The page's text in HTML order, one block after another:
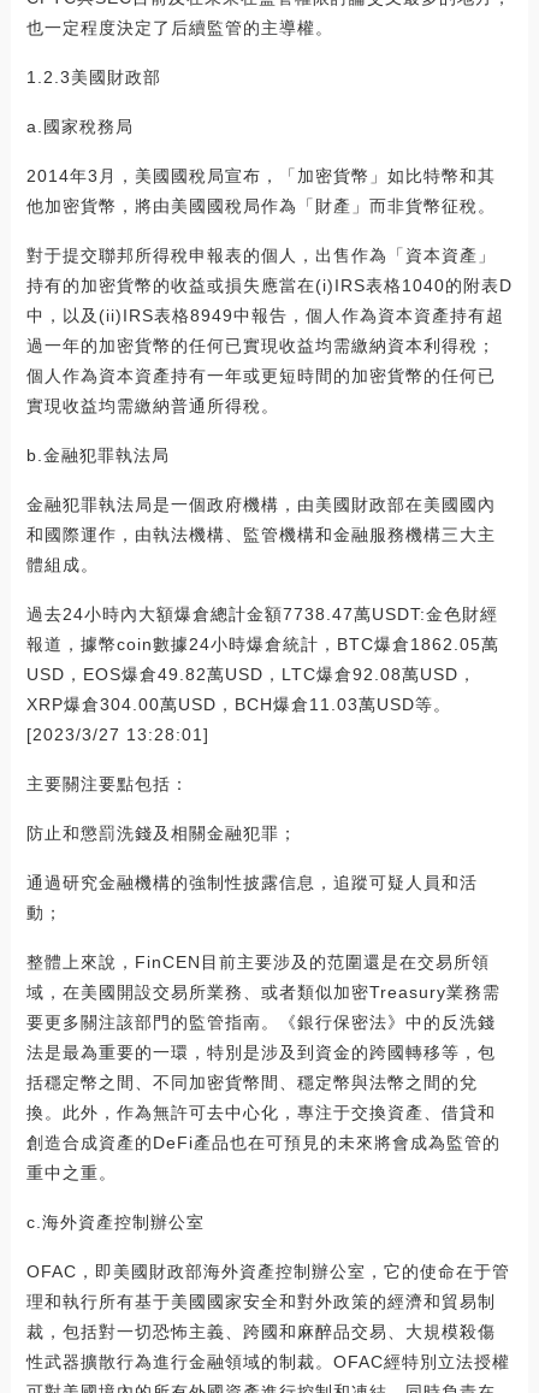
也一定程度決定了后續監管的主導權。
1.2.3美國財政部
a.國家稅務局
2014年3月，美國國稅局宣布，「加密貨幣」如比特幣和其
他加密貨幣，將由美國國稅局作為「財產」而非貨幣征稅。
對于提交聯邦所得稅申報表的個人，出售作為「資本資產」
持有的加密貨幣的收益或損失應當在(i)IRS表格1040的附表D
中，以及(ii)IRS表格8949中報告，個人作為資本資產持有超
過一年的加密貨幣的任何已實現收益均需繳納資本利得稅；
個人作為資本資產持有一年或更短時間的加密貨幣的任何已
實現收益均需繳納普通所得稅。
b.金融犯罪執法局
金融犯罪執法局是一個政府機構，由美國財政部在美國國內
和國際運作，由執法機構、監管機構和金融服務機構三大主
體組成。
過去24小時內大額爆倉總計金額7738.47萬USDT:金色財經
報道，據幣coin數據24小時爆倉統計，BTC爆倉1862.05萬
USD，EOS爆倉49.82萬USD，LTC爆倉92.08萬USD，
XRP爆倉304.00萬USD，BCH爆倉11.03萬USD等。
[2023/3/27 13:28:01]
主要關注要點包括：
防止和懲罰洗錢及相關金融犯罪；
通過研究金融機構的強制性披露信息，追蹤可疑人員和活
動；
整體上來說，FinCEN目前主要涉及的范圍還是在交易所領
域，在美國開設交易所業務、或者類似加密Treasury業務需
要更多關注該部門的監管指南。《銀行保密法》中的反洗錢
法是最為重要的一環，特別是涉及到資金的跨國轉移等，包
括穩定幣之間、不同加密貨幣間、穩定幣與法幣之間的兌
換。此外，作為無許可去中心化，專注于交換資產、借貸和
創造合成資產的DeFi產品也在可預見的未來將會成為監管的
重中之重。
c.海外資產控制辦公室
OFAC，即美國財政部海外資產控制辦公室，它的使命在于管
理和執行所有基于美國國家安全和對外政策的經濟和貿易制
裁，包括對一切恐怖主義、跨國和麻醉品交易、大規模殺傷
性武器擴散行為進行金融領域的制裁。OFAC經特別立法授權